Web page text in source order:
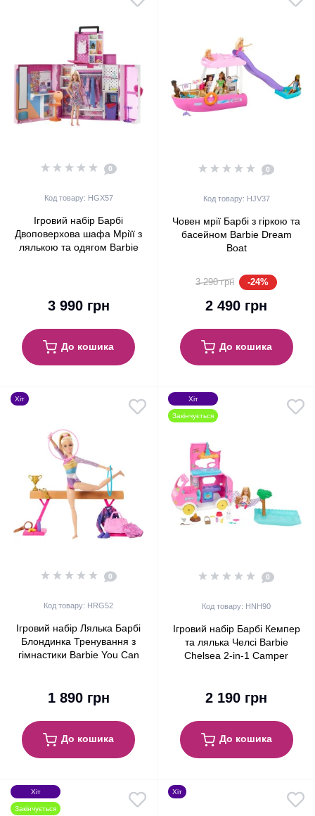
0
Код товару: HGX57
Ігровий набір Барбі
Двоповерхова шафа Мріїї з
лялькою та одягом Barbie
3 990 грн
До кошика
0
Код товару: HJV37
Човен мрії Барбі з гіркою та
басейном Barbie Dream
Boat
3 290 грн -24%
2 490 грн
До кошика
Хіт
0
Код товару: HRG52
Ігровий набір Лялька Барбі
Блондинка Тренування з
гімнастики Barbie You Сan
1 890 грн
До кошика
Хіт
Закінчується
0
Код товару: HNH90
Ігровий набір Барбі Кемпер
та лялька Челсі ​Barbie
Chelsea 2-in-1 Camper
2 190 грн
До кошика
Хіт
Закінчується
Хіт